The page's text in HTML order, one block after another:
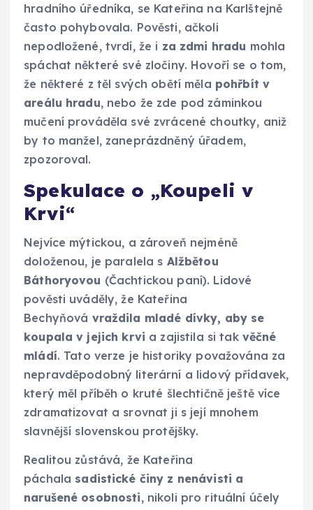
hradního úředníka, se Kateřina na Karlštejně
často pohybovala. Pověsti, ačkoli
nepodložené, tvrdí, že i za zdmi hradu mohla
spáchat některé své zločiny. Hovoří se o tom,
že některé z těl svých obětí měla pohřbít v
areálu hradu, nebo že zde pod záminkou
mučení prováděla své zvrácené choutky, aniž
by to manžel, zaneprázdněný úřadem,
zpozoroval.
Spekulace o „Koupeli v
Krvi“
Nejvíce mýtickou, a zároveň nejméně
doloženou, je paralela s Alžbětou
Báthoryovou (Čachtickou paní). Lidové
pověsti uváděly, že Kateřina
Bechyňová vraždila mladé dívky, aby se
koupala v jejich krvi a zajistila si tak věčné
mládí. Tato verze je historiky považována za
nepravděpodobný literární a lidový přídavek,
který měl příběh o kruté šlechtičně ještě více
zdramatizovat a srovnat ji s její mnohem
slavnější slovenskou protějšky.
Realitou zůstává, že Kateřina
páchala sadistické činy z nenávisti a
narušené osobnosti, nikoli pro rituální účely